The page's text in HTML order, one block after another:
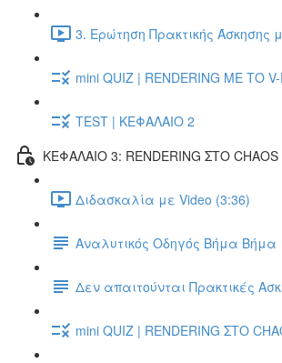
3. Ερώτηση Πρακτικής
mini QUIZ | RENDERING ΜΕ ΤΟ V-
TEST | ΚΕΦΑΛΑΙΟ 2
ΚΕΦΑΛΑΙΟ 3: RENDERING ΣΤΟ CHAOS
Διδασκαλία με Video (3:36)
Αναλυτικός Οδηγός Βήμα Βήμα
Δεν απαιτούνται Πρακτικές
mini QUIZ | RENDERING ΣΤΟ